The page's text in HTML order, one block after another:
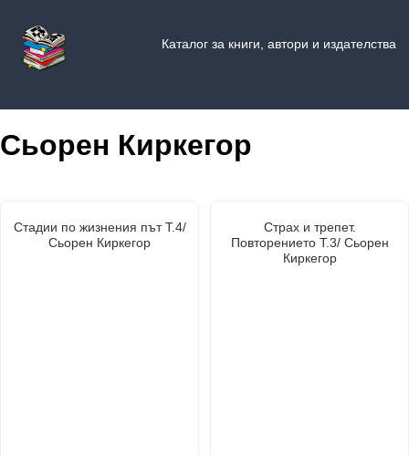
Каталог за книги, автори и издателства
Сьорен Киркегор
Стадии по жизнения път Т.4/
Сьорен Киркегор
Страх и трепет.
Повторението Т.3/ Сьорен
Киркегор